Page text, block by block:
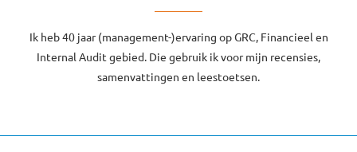
Ik heb 40 jaar (management-)ervaring op GRC, Financieel en
Internal Audit gebied. Die gebruik ik voor mijn recensies,
samenvattingen en leestoetsen.